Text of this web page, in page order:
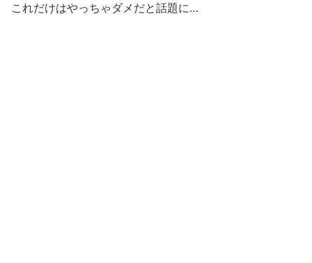
これだけはやっちゃダメだと話題に…